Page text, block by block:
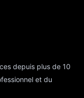
depuis plus de 10
et du